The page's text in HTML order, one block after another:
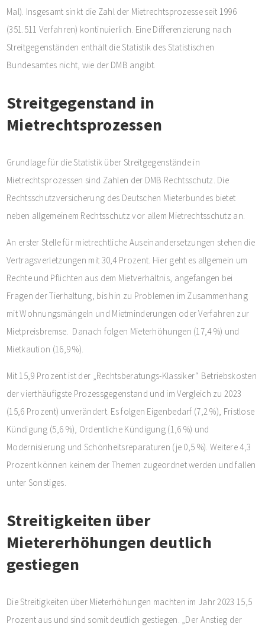
Mal). Insgesamt sinkt die Zahl der Mietrechtsprozesse seit 1996
(351.511 Verfahren) kontinuierlich. Eine Differenzierung nach
Streitgegenständen enthält die Statistik des Statistischen
Bundesamtes nicht, wie der DMB angibt.
Streitgegenstand in
Mietrechtsprozessen
Grundlage für die Statistik über Streitgegenstände in
Mietrechtsprozessen sind Zahlen der DMB Rechtsschutz. Die
Rechtsschutzversicherung des Deutschen Mieterbundes bietet
neben allgemeinem Rechtsschutz vor allem Mietrechtsschutz an.
An erster Stelle für mietrechtliche Auseinandersetzungen stehen die
Vertragsverletzungen mit 30,4 Prozent. Hier geht es allgemein um
Rechte und Pflichten aus dem Mietverhältnis, angefangen bei
Fragen der Tierhaltung, bis hin zu Problemen im Zusammenhang
mit Wohnungsmängeln und Mietminderungen oder Verfahren zur
Mietpreisbremse. Danach folgen Mieterhöhungen (17,4 %) und
Mietkaution (16,9 %).
Mit 15,9 Prozent ist der „Rechtsberatungs-Klassiker“ Betriebskosten
der vierthäufigste Prozessgegenstand und im Vergleich zu 2023
(15,6 Prozent) unverändert. Es folgen Eigenbedarf (7,2 %), Fristlose
Kündigung (5,6 %), Ordentliche Kündigung (1,6 %) und
Modernisierung und Schönheitsreparaturen (je 0,5 %). Weitere 4,3
Prozent können keinem der Themen zugeordnet werden und fallen
unter Sonstiges.
Streitigkeiten über
Mietererhöhungen deutlich
gestiegen
Die Streitigkeiten über Mieterhöhungen machten im Jahr 2023 15,5
Prozent aus und sind somit deutlich gestiegen. „Der Anstieg der